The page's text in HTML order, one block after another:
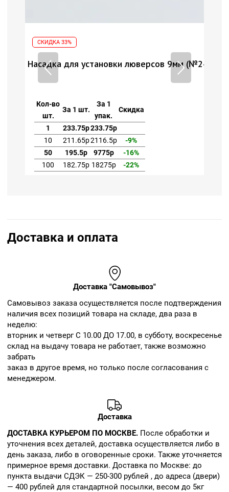
СКИДКА 33%
Насадка для установки люверсов 9мм (№24)
Кол-во
шт.
За 1 шт.
За 1
упак.
Скидка
1 233.75р233.75р
10
211.65р2116.5р
-9%
50
195.5р 9775р
-16%
100
182.75р 18275р -22%
Доставка и оплата
Доставка "Самовывоз"
Cамовывоз заказа осуществляется после подтверждения
наличия всех позиций товара на складе, два раза в
неделю:
вторник и четверг С 10.00 ДО 17.00, в субботу, воскресенье
склад на выдачу товара не работает, также возможно
забрать
заказ в другое время, но только после согласования с
менеджером.
Доставка
ДОСТАВКА КУРЬЕРОМ ПО МОСКВЕ. После обработки и
уточнения всех деталей, доставка осуществляется либо в
день заказа, либо в оговоренные сроки. Также уточняется
примерное время доставки. Доставка по Москве: до
пункта выдачи СДЭК — 250-300 рублей , до адреса (двери)
— 400 рублей для стандартной посылки, весом до 5кг